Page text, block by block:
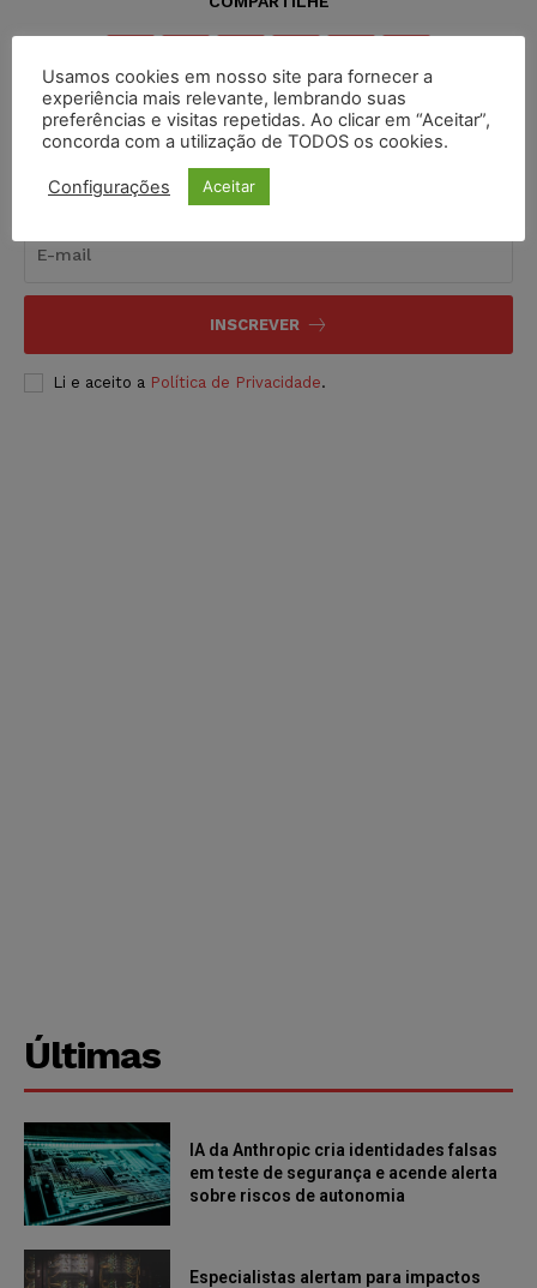
Inscreva-se
INSCREVER
Li e aceito a Política de Privacidade.
Últimas
IA da Anthropic cria identidades falsas
em teste de segurança e acende alerta
sobre riscos de autonomia
Especialistas alertam para impactos
Usamos cookies em nosso site para fornecer a
experiência mais relevante, lembrando suas
preferências e visitas repetidas. Ao clicar em “Aceitar”,
concorda com a utilização de TODOS os cookies.
Configurações Aceitar